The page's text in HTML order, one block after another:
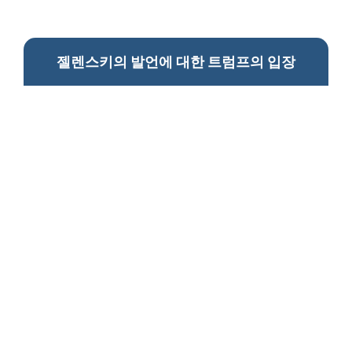
젤렌스키의 발언에 대한 트럼프의 입장